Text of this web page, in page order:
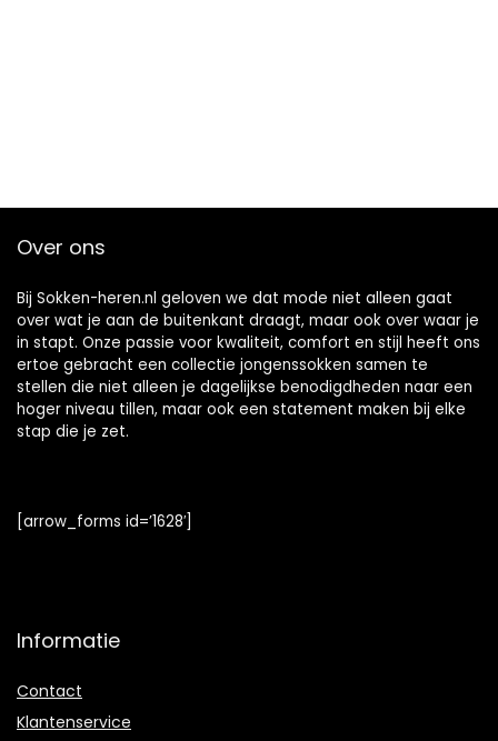
Over ons
Bij Sokken-heren.nl geloven we dat mode niet alleen gaat
over wat je aan de buitenkant draagt, maar ook over waar je
in stapt. Onze passie voor kwaliteit, comfort en stijl heeft ons
ertoe gebracht een collectie jongenssokken samen te
stellen die niet alleen je dagelijkse benodigdheden naar een
hoger niveau tillen, maar ook een statement maken bij elke
stap die je zet.
[arrow_forms id=’1628′]
Informatie
Contact
Klantenservice